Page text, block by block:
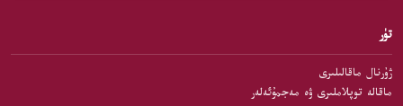
تۈر
ژۇرنال ماقالىلىرى
ماقالە توپلاملىرى ۋە مەجمۇئەلەر